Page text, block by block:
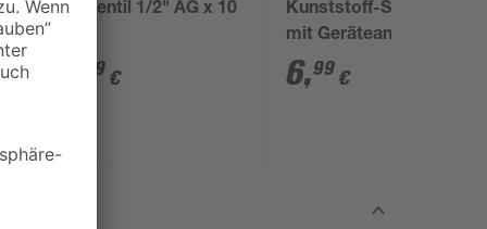
Eckventil 1/2" AG x 10
79 €
Kunststoff-Siphon
mit Geräteanschluss
1 1/2" x 40 mm
6,99 €